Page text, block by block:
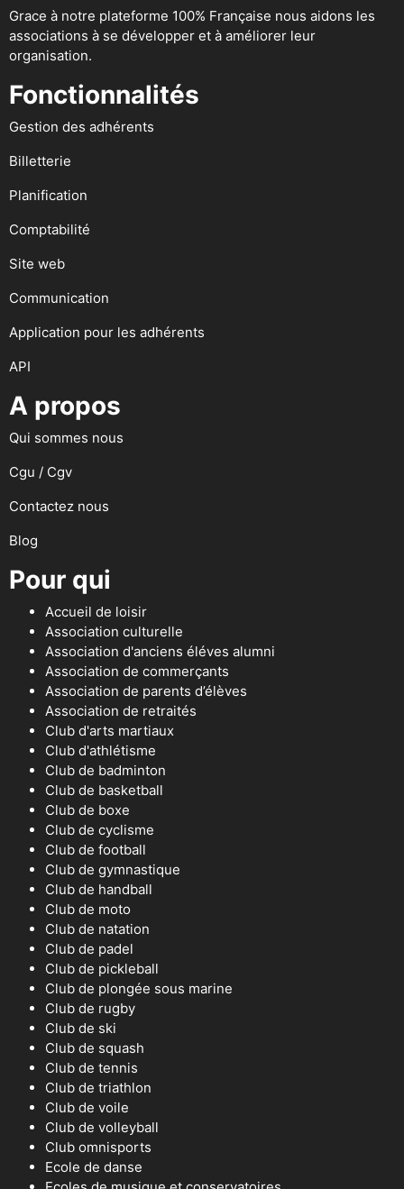
Grace à notre plateforme 100% Française nous aidons les
associations à se développer et à améliorer leur
organisation.
Fonctionnalités
Gestion des adhérents
Billetterie
Planification
Comptabilité
Site web
Communication
Application pour les adhérents
API
A propos
Qui sommes nous
Cgu / Cgv
Contactez nous
Blog
Pour qui
Accueil de loisir
Association culturelle
Association d'anciens éléves alumni
Association de commerçants
Association de parents d’élèves
Association de retraités
Club d'arts martiaux
Club d'athlétisme
Club de badminton
Club de basketball
Club de boxe
Club de cyclisme
Club de football
Club de gymnastique
Club de handball
Club de moto
Club de natation
Club de padel
Club de pickleball
Club de plongée sous marine
Club de rugby
Club de ski
Club de squash
Club de tennis
Club de triathlon
Club de voile
Club de volleyball
Club omnisports
Ecole de danse